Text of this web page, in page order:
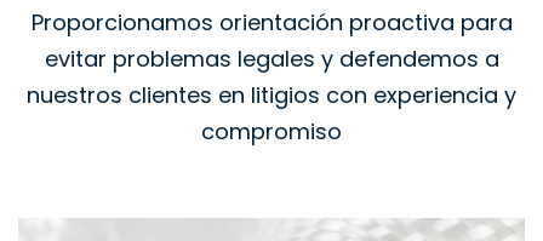
Proporcionamos orientación proactiva para
evitar problemas legales y defendemos a
nuestros clientes en litigios con experiencia y
compromiso